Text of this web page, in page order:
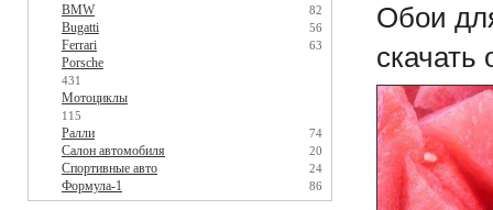
BMW 82
Bugatti 56
Ferrari 63
Porsche
431
Мотоциклы
115
Ралли 74
Салон автомобиля 20
Спортивные авто 24
Формула-1 86
Обои
скачать